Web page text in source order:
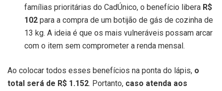
famílias prioritárias do CadÚnico, o benefício libera R$
102 para a compra de um botijão de gás de cozinha de
13 kg. A ideia é que os mais vulneráveis possam arcar
com o item sem comprometer a renda mensal.
Ao colocar todos esses benefícios na ponta do lápis, o
total será de R$ 1.152. Portanto, caso atenda aos